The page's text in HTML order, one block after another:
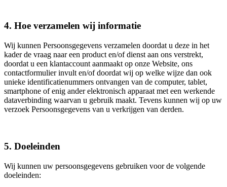
4. Hoe verzamelen wij informatie
Wij kunnen Persoonsgegevens verzamelen doordat u deze in het
kader de vraag naar een product en/of dienst aan ons verstrekt,
doordat u een klantaccount aanmaakt op onze Website, ons
contactformulier invult en/of doordat wij op welke wijze dan ook
unieke identificatienummers ontvangen van de computer, tablet,
smartphone of enig ander elektronisch apparaat met een werkende
dataverbinding waarvan u gebruik maakt. Tevens kunnen wij op uw
verzoek Persoonsgegevens van u verkrijgen van derden.
5. Doeleinden
Wij kunnen uw persoonsgegevens gebruiken voor de volgende
doeleinden: